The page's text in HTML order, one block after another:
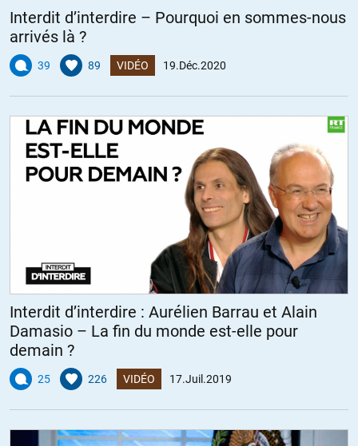
Interdit d’interdire – Pourquoi en sommes-nous
arrivés là ?
39 89 VIDÉO 19.Déc.2020
Interdit d’interdire : Aurélien Barrau et Alain
Damasio – La fin du monde est-elle pour
demain ?
25 226 VIDÉO 17.Juil.2019